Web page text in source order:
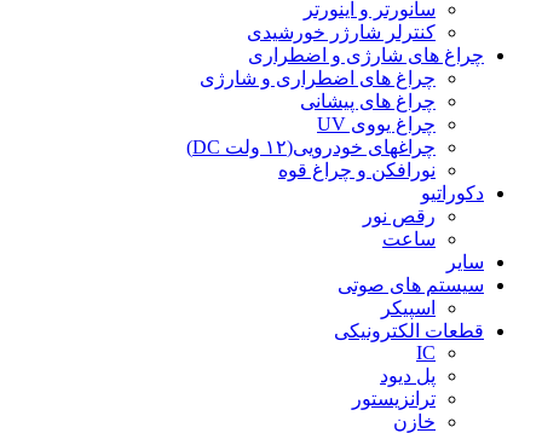
سانورتر و اینورتر
کنترلر شارژر خورشیدی
چراغ های شارژی و اضطراری
چراغ های اضطراری و شارژی
چراغ های پیشانی
چراغ یووی UV
چراغهای خودرویی(۱۲ ولت DC)
نورافکن و چراغ قوه
دکوراتیو
رقص نور
ساعت
سایر
سیستم های صوتی
اسپیکر
قطعات الکترونیکی
IC
پل دیود
ترانزیستور
خازن